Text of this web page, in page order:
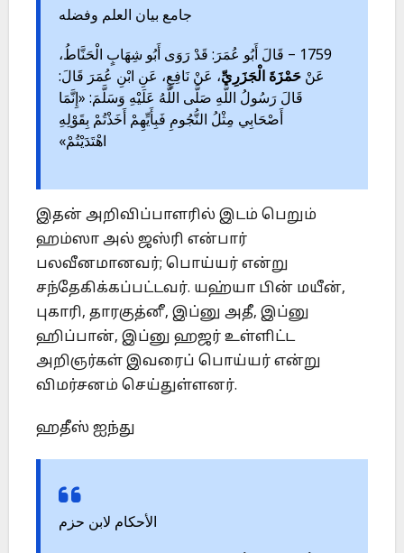
جامع بيان العلم وفضله
1759 – قَالَ أَبُو عُمَرَ: قَدْ رَوَى أَبُو شِهَابٍ الْحَنَّاطُ،
عَنْ حَمْزَةَ الْجَزَرِيِّ، عَنْ نَافِعٍ، عَنِ ابْنِ عُمَرَ قَالَ:
قَالَ رَسُولُ اللَّهِ صَلَّى اللَّهُ عَلَيْهِ وَسَلَّمَ: «إِنَّمَا
أَصْحَابِي مِثْلُ النُّجُومِ فَبِأَيِّهِمْ أَخَذْتُمْ بِقَوْلِهِ
اهْتَدَيْتُمْ»
இதன் அறிவிப்பாளரில் இடம் பெறும்
ஹம்ஸா அல் ஜஸ்ரி என்பார்
பலவீனமானவர்; பொய்யர் என்று
சந்தேகிக்கப்பட்டவர். யஹ்யா பின் மயீன்,
புகாரி, தாரகுத்னீ, இப்னு அதீ, இப்னு
ஹிப்பான், இப்னு ஹஜர் உள்ளிட்ட
அறிஞர்கள் இவரைப் பொய்யர் என்று
விமர்சனம் செய்துள்ளனர்.
ஹதீஸ் ஐந்து
الأحكام لابن حزم